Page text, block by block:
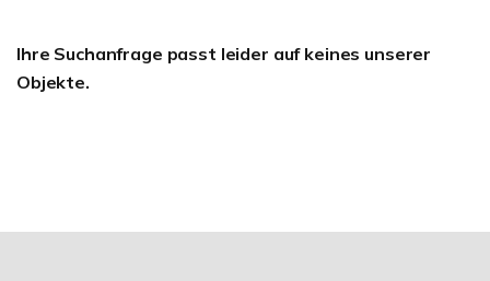
Ihre Suchanfrage passt leider auf keines unserer
Objekte.